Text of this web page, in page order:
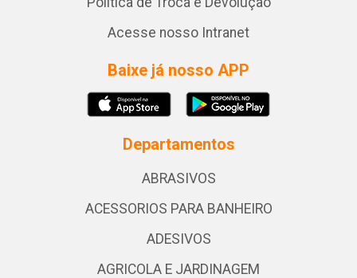
Acesse nosso Intranet
Baixe já nosso APP
Departamentos
ABRASIVOS
ACESSORIOS PARA BANHEIRO
ADESIVOS
AGRICOLA E JARDINAGEM